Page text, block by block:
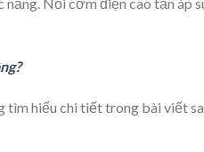
tìm hiểu chi tiết trong bài viết